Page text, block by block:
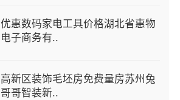
优惠数码家电工具价格湖北省惠物
电子商务有..
高新区装饰毛坯房免费量房苏州兔
哥哥智装新..